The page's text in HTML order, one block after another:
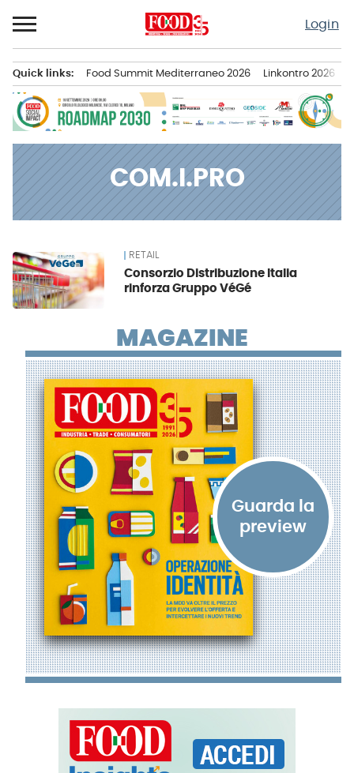
al
contenuto
Login
principale
Quick links: Food Summit Mediterraneo 2026 Linkontro 2026
COM.I.PRO
News RETAIL
Consorzio Distribuzione Italia
rinforza Gruppo VéGé
MAGAZINE